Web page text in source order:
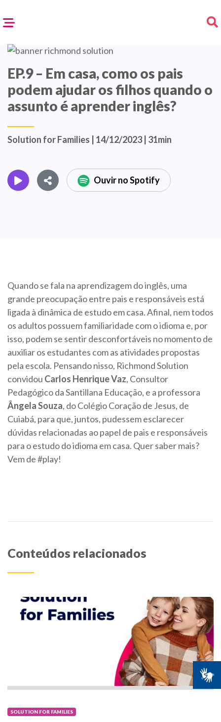
EP.9 – Em casa, como os pais
podem ajudar os filhos quando o
assunto é aprender inglês?
Solution for Families | 14/12/2023 | 31min
Ouvir no Spotify
Quando se fala na aprendizagem do inglês, uma
grande preocupação entre pais e responsáveis está
ligada à dinâmica de estudo em casa. Afinal, nem todos
os adultos possuem familiaridade com o idioma e, por
isso, podem se sentir desconfortáveis no momento de
auxiliar os estudantes com as atividades propostas
pela escola. Pensando nisso, Richmond Solution
convidou Carlos Henrique Vaz, Consultor
Pedagógico da Santillana Educação, e a professora
Ângela Souza, do Colégio Coração de Jesus, de
Cuiabá, para que, juntos, pudessem esclarecer
dúvidas relacionadas ao papel de pais e responsáveis
para o estudo do idioma em casa. Quer saber mais?
Vem de #play!
Conteúdos relacionados
SOLUTION FOR FAMILIES